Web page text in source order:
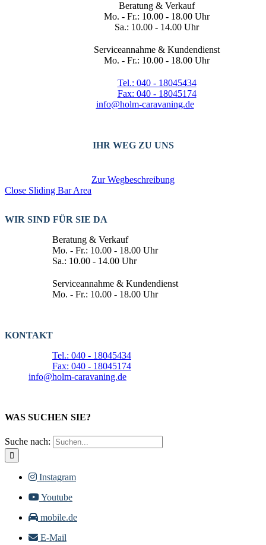
Beratung & Verkauf
Mo. - Fr.: 10.00 - 18.00 Uhr
Sa.: 10.00 - 14.00 Uhr
Serviceannahme & Kundendienst
Mo. - Fr.: 10.00 - 18.00 Uhr
Tel.: 040 - 18045434
Fax: 040 - 18045174
info@holm-caravaning.de
IHR WEG ZU UNS
Zur Wegbeschreibung
Close Sliding Bar Area
WIR SIND FÜR SIE DA
Beratung & Verkauf
Mo. - Fr.: 10.00 - 18.00 Uhr
Sa.: 10.00 - 14.00 Uhr
Serviceannahme & Kundendienst
Mo. - Fr.: 10.00 - 18.00 Uhr
KONTAKT
Tel.: 040 - 18045434
Fax: 040 - 18045174
info@holm-caravaning.de
WAS SUCHEN SIE?
Suche nach:
Instagram
Youtube
mobile.de
E-Mail